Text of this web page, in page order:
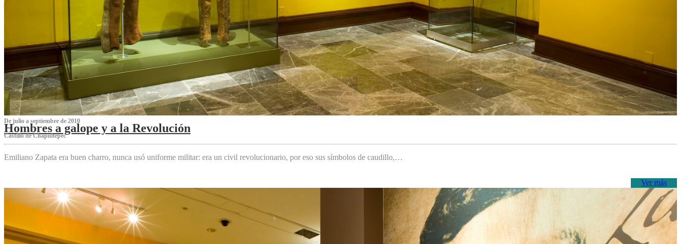
De julio a septiembre de 2010
Hombres a galope y a la Revolución
Castillo de Chapultepec
Emiliano Zapata era buen charro, nunca usó uniforme militar: era un civil revolucionario, por eso sus símbolos de caudillo,…
Ver más